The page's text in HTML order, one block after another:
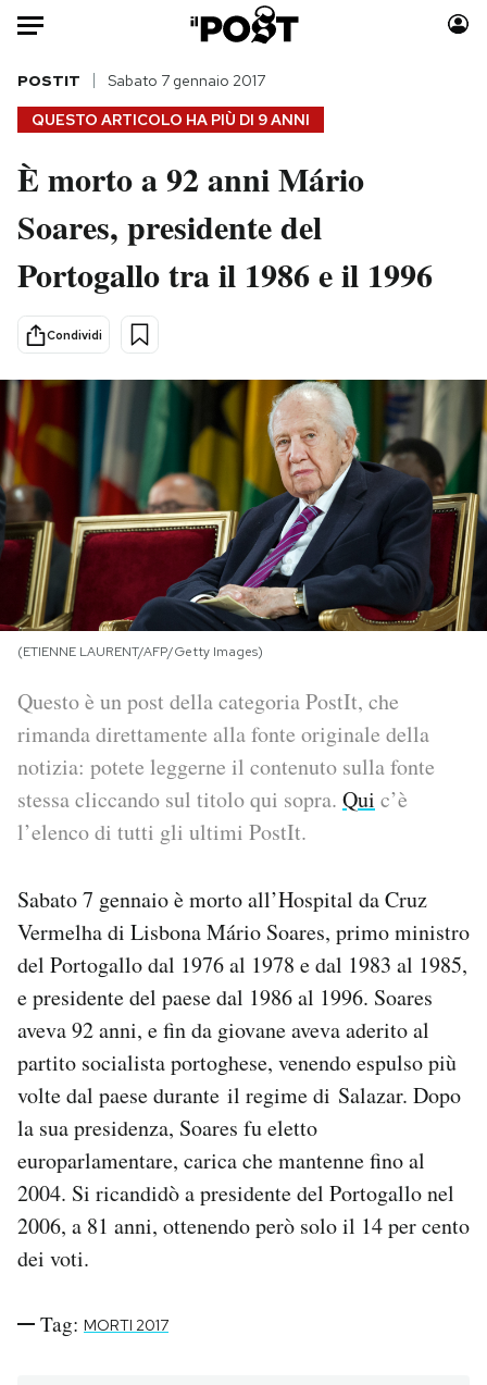
Auto
HOME
Italia
Politica
Tecnologia
Scienza
Economia
Sport
Moda
Consumismi
Storie/Idee
Altrecose
Mondiali calcio 2026
PODCAST
NEWSLETTER
SHOP
AREA PERSONALE
Area Personale
Newsletter
Notifiche mobile
Regala il Post
Esci
QUESTO ARTICOLO HA PIÙ DI 9 ANNI
POSTIT Sabato 7 gennaio 2017
È morto a 92 anni Mário
Soares, presidente del
Portogallo tra il 1986 e il 1996
Condividi
(ETIENNE LAURENT/AFP/Getty Images)
Questo è un post della categoria PostIt, che
rimanda direttamente alla fonte originale della
notizia: potete leggerne il contenuto sulla fonte
stessa cliccando sul titolo qui sopra. Qui c’è
l’elenco di tutti gli ultimi PostIt.
Sabato 7 gennaio è morto all’Hospital da Cruz
Vermelha di Lisbona Mário Soares, primo ministro
del Portogallo dal 1976 al 1978 e dal 1983 al 1985,
e presidente del paese dal 1986 al 1996. Soares
aveva 92 anni, e fin da giovane aveva aderito al
partito socialista portoghese, venendo espulso più
volte dal paese durante il regime di Salazar. Dopo
la sua presidenza, Soares fu eletto
europarlamentare, carica che mantenne fino al
2004. Si ricandidò a presidente del Portogallo nel
2006, a 81 anni, ottenendo però solo il 14 per cento
dei voti.
Tag: MORTI 2017